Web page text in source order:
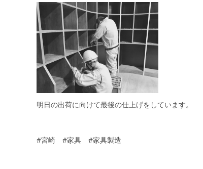
明日の出荷に向けて最後の仕上げをしています。
#宮崎 #家具 #家具製造